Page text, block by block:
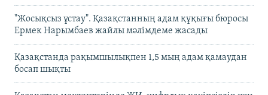
"Жосықсыз ұстау". Қазақстанның адам құқығы бюросы
Ермек Нарымбаев жайлы мәлімдеме жасады
Қазақстанда рақымшылықпен 1,5 мың адам қамаудан
босап шықты